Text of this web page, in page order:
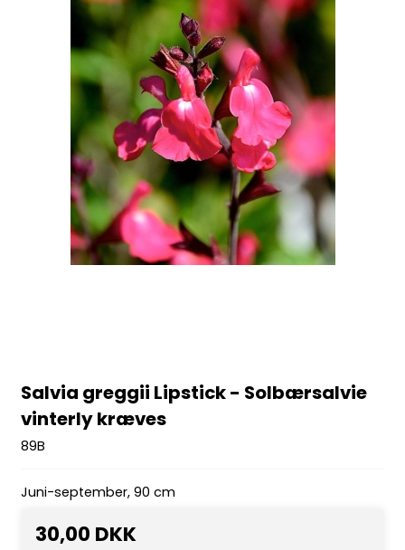
Salvia greggii Lipstick - Solbærsalvie
vinterly kræves
89B
Juni-september, 90 cm
30,00 DKK